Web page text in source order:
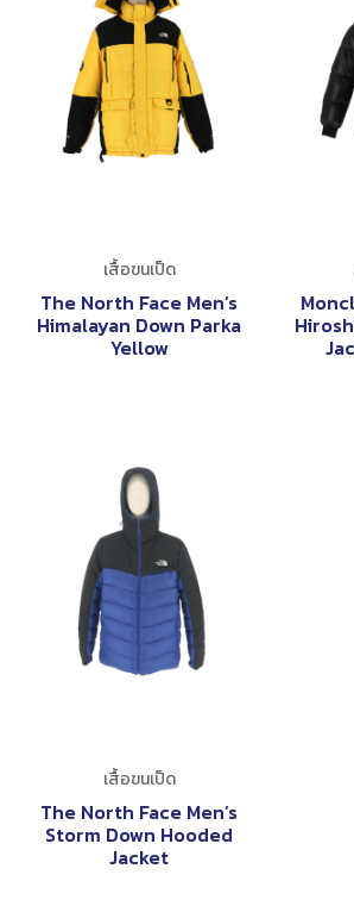
เสื้อขนเป็ด
The North Face Men’s
Himalayan Down Parka
Yellow
เสื้อขนเป็ด
The North Face Men’s
Storm Down Hooded
Jacket